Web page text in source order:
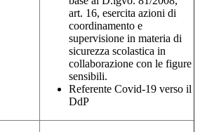
art. 16, esercita azioni di
coordinamento e
supervisione in materia di
sicurezza scolastica in
collaborazione con le figure
sensibili.
Referente Covid-19 verso il
DdP